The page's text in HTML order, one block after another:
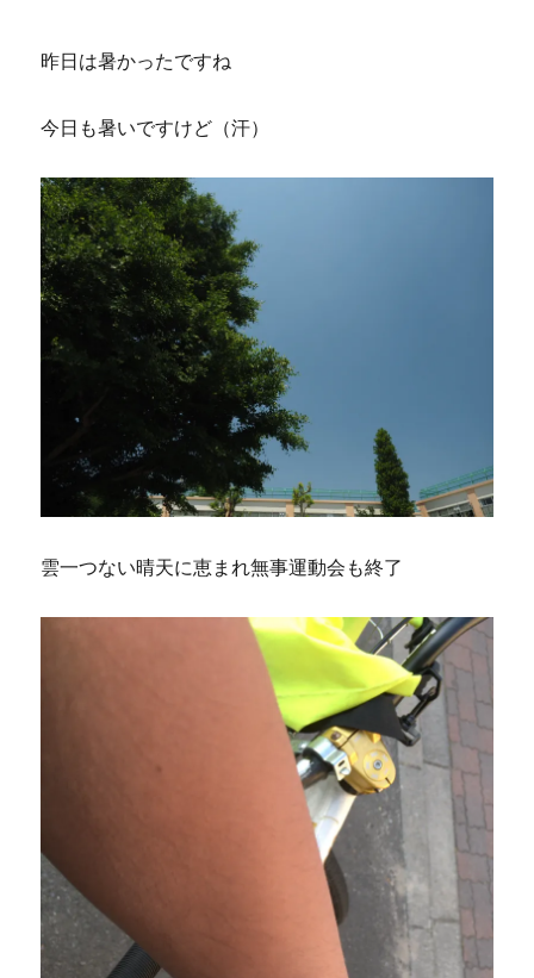
昨日は暑かったですね
今日も暑いですけど（汗）
雲一つない晴天に恵まれ無事運動会も終了